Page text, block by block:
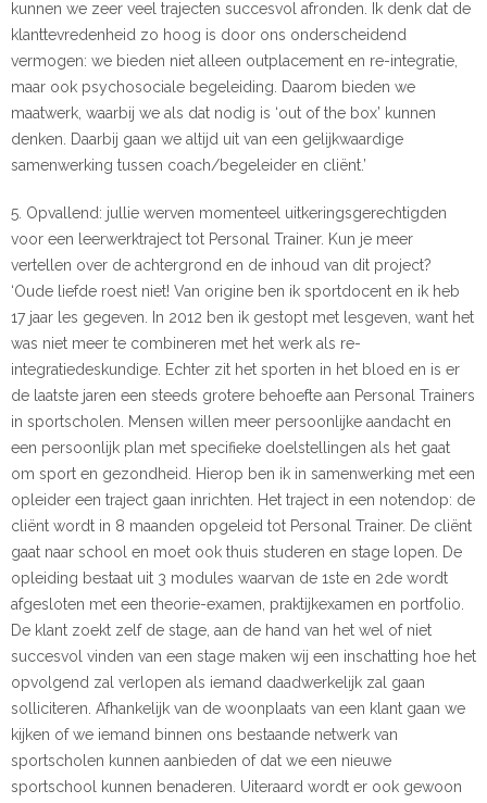
kunnen we zeer veel trajecten succesvol afronden. Ik denk dat de
klanttevredenheid zo hoog is door ons onderscheidend
vermogen: we bieden niet alleen outplacement en re-integratie,
maar ook psychosociale begeleiding. Daarom bieden we
maatwerk, waarbij we als dat nodig is ‘out of the box’ kunnen
denken. Daarbij gaan we altijd uit van een gelijkwaardige
samenwerking tussen coach/begeleider en cliënt.’
5. Opvallend: jullie werven momenteel uitkeringsgerechtigden
voor een leerwerktraject tot Personal Trainer. Kun je meer
vertellen over de achtergrond en de inhoud van dit project?
‘Oude liefde roest niet! Van origine ben ik sportdocent en ik heb
17 jaar les gegeven. In 2012 ben ik gestopt met lesgeven, want het
was niet meer te combineren met het werk als re-
integratiedeskundige. Echter zit het sporten in het bloed en is er
de laatste jaren een steeds grotere behoefte aan Personal Trainers
in sportscholen. Mensen willen meer persoonlijke aandacht en
een persoonlijk plan met specifieke doelstellingen als het gaat
om sport en gezondheid. Hierop ben ik in samenwerking met een
opleider een traject gaan inrichten. Het traject in een notendop: de
cliënt wordt in 8 maanden opgeleid tot Personal Trainer. De cliënt
gaat naar school en moet ook thuis studeren en stage lopen. De
opleiding bestaat uit 3 modules waarvan de 1ste en 2de wordt
afgesloten met een theorie-examen, praktijkexamen en portfolio.
De klant zoekt zelf de stage, aan de hand van het wel of niet
succesvol vinden van een stage maken wij een inschatting hoe het
opvolgend zal verlopen als iemand daadwerkelijk zal gaan
solliciteren. Afhankelijk van de woonplaats van een klant gaan we
kijken of we iemand binnen ons bestaande netwerk van
sportscholen kunnen aanbieden of dat we een nieuwe
sportschool kunnen benaderen. Uiteraard wordt er ook gewoon